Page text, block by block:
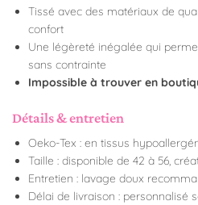
Tissé avec des matériaux de
confort
Une légèreté inégalée qui
sans contrainte
Impossible à trouver en
Détails & entretien
Oeko-Tex : en tissus
Taille : disponible de 42 à 56,
Entretien : lavage doux
Délai de livraison : personnalisé